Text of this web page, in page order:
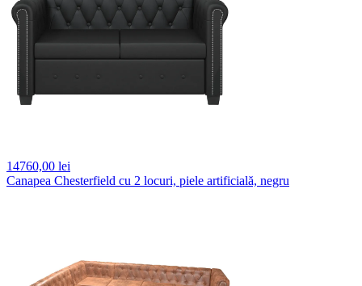
14760,00 lei
Canapea Chesterfield cu 2 locuri, piele artificială, negru